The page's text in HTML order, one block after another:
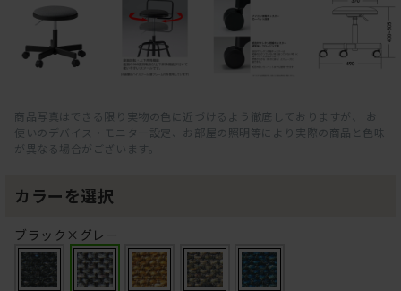
商品写真はできる限り実物の色に近づけるよう徹底しておりますが、 お
使いのデバイス・モニター設定、お部屋の照明等により実際の商品と色味
が異なる場合がございます。
カラーを選択
ブラック×グレー